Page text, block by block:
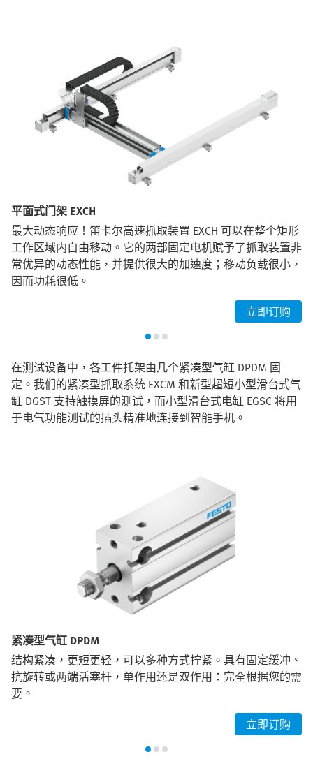
平面式门架 EXCH
最大动态响应！笛卡尔高速抓取装置 EXCH 可以在整个矩形
工作区域内自由移动。它的两部固定电机赋予了抓取装置非
常优异的动态性能，并提供很大的加速度；移动负载很小，
因而功耗很低。
立即订购
在测试设备中，各工件托架由几个紧凑型气缸 DPDM 固
定。我们的紧凑型抓取系统 EXCM 和新型超短小型滑台式气
缸 DGST 支持触摸屏的测试，而小型滑台式电缸 EGSC 将用
于电气功能测试的插头精准地连接到智能手机。
紧凑型气缸 DPDM
结构紧凑，更短更轻，可以多种方式拧紧。具有固定缓冲、
抗旋转或两端活塞杆，单作用还是双作用：完全根据您的需
要。
立即订购